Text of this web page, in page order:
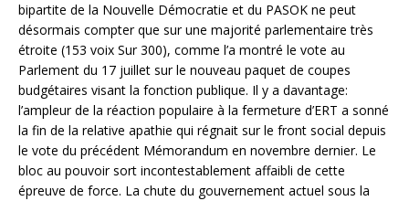
bipartite de la Nouvelle Démocratie et du PASOK ne peut
désormais compter que sur une majorité parlementaire très
étroite (153 voix Sur 300), comme l’a montré le vote au
Parlement du 17 juillet sur le nouveau paquet de coupes
budgétaires visant la fonction publique. Il y a davantage:
l’ampleur de la réaction populaire à la fermeture d’ERT a sonné
la fin de la relative apathie qui régnait sur le front social depuis
le vote du précédent Mémorandum en novembre dernier. Le
bloc au pouvoir sort incontestablement affaibli de cette
épreuve de force. La chute du gouvernement actuel sous la